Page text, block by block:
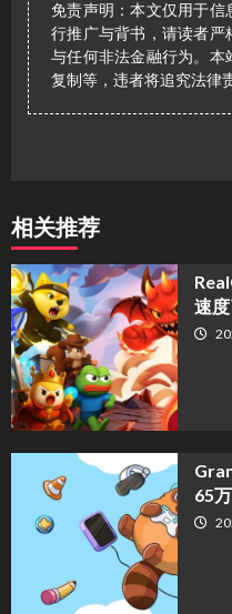
免责声明：本文仅用于信
行推广与背书，请读者严
与任何非法金融行为。本
复制等，违者将追究法律
相关推荐
速
65